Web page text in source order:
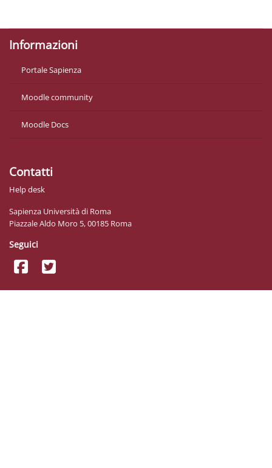
Informazioni
Portale Sapienza
Moodle community
Moodle Docs
Contatti
Help desk
Sapienza Università di Roma
Piazzale Aldo Moro 5, 00185 Roma
Seguici